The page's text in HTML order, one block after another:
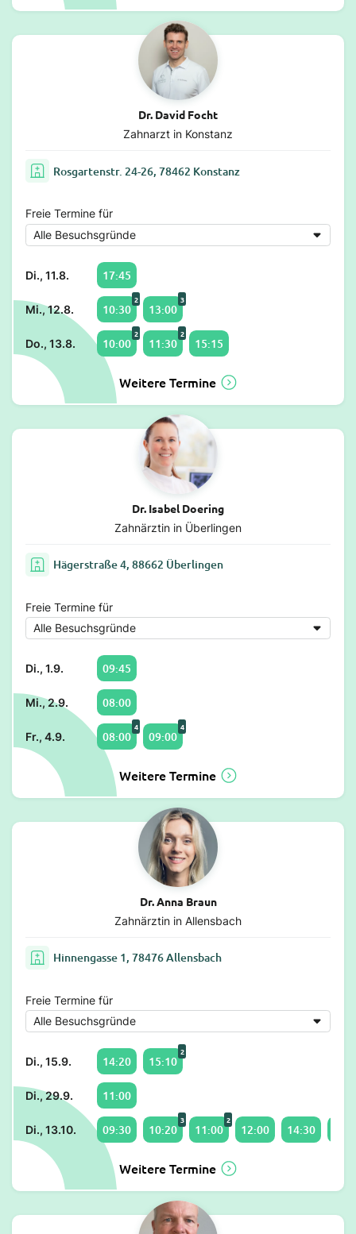
Dr. David Focht
Zahnarzt in Konstanz
Rosgartenstr. 24-26, 78462 Konstanz
Freie Termine für
Di., 11.8. 17:45
Mi., 12.8. 10:30
2
13:00
3
Do., 13.8. 10:00
2
11:30
2
15:15
Weitere Termine
Dr. Isabel Doering
Zahnärztin in Überlingen
Hägerstraße 4, 88662 Überlingen
Freie Termine für
Di., 1.9. 09:45
Mi., 2.9. 08:00
Fr., 4.9. 08:00
4
09:00
4
Weitere Termine
Dr. Anna Braun
Zahnärztin in Allensbach
Hinnengasse 1, 78476 Allensbach
Freie Termine für
Di., 15.9. 14:20 15:10
2
Di., 29.9. 11:00
Di., 13.10. 09:30 10:20
3
11:00
2
12:00 14:30
Weitere Termine